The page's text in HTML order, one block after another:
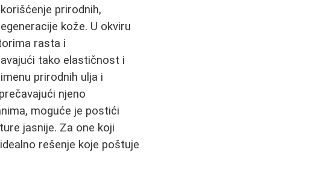
prirodnih,
kože. U okviru
rasta i
tako elastičnost i
prirodnih ulja i
njeno
moguće je postići
jasnije. Za one koji
rešenje koje poštuje